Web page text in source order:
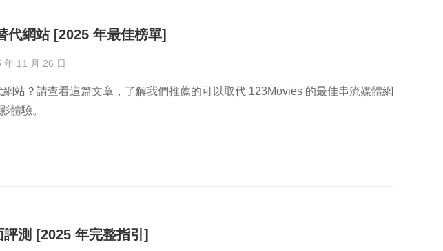
代網站 [2025 年最佳榜單]
年 11 月 26 日
站？請查看這篇文章，了解我們推薦的可以取代 123Movies 的最佳串流媒體網
體驗。
測 [2025 年完整指引]